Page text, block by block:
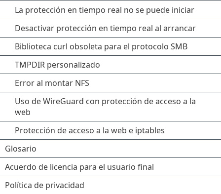
La protección en tiempo real no se puede iniciar
Desactivar protección en tiempo real al arrancar
Biblioteca curl obsoleta para el protocolo SMB
TMPDIR personalizado
Error al montar NFS
Uso de WireGuard con protección de acceso a la
web
Protección de acceso a la web e iptables
Glosario
Acuerdo de licencia para el usuario final
Política de privacidad